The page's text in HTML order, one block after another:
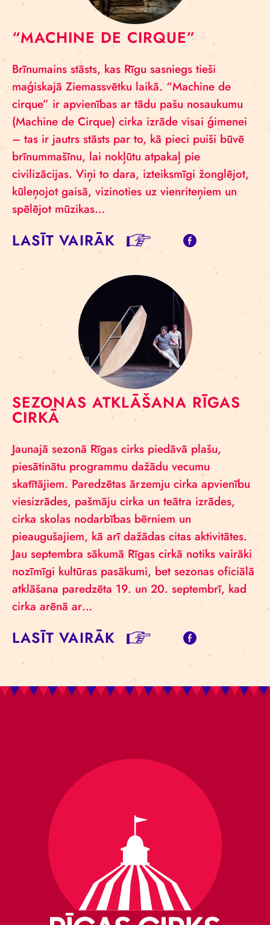
“MACHINE DE CIRQUE”
Brīnumains stāsts, kas Rīgu sasniegs tieši
maģiskajā Ziemassvētku laikā. “Machine de
cirque” ir apvienības ar tādu pašu nosaukumu
(Machine de Cirque) cirka izrāde visai ģimenei
– tas ir jautrs stāsts par to, kā pieci puiši būvē
brīnummašīnu, lai nokļūtu atpakaļ pie
civilizācijas. Viņi to dara, izteiksmīgi žonglējot,
kūleņojot gaisā, vizinoties uz vienriteņiem un
spēlējot mūzikas…
LASĪT VAIRĀK
SEZONAS ATKLĀŠANA RĪGAS
CIRKĀ
Jaunajā sezonā Rīgas cirks piedāvā plašu,
piesātinātu programmu dažādu vecumu
skatītājiem. Paredzētas ārzemju cirka apvienību
viesizrādes, pašmāju cirka un teātra izrādes,
cirka skolas nodarbības bērniem un
pieaugušajiem, kā arī dažādas citas aktivitātes.
Jau septembra sākumā Rīgas cirkā notiks vairāki
nozīmīgi kultūras pasākumi, bet sezonas oficiālā
atklāšana paredzēta 19. un 20. septembrī, kad
cirka arēnā ar…
LASĪT VAIRĀK